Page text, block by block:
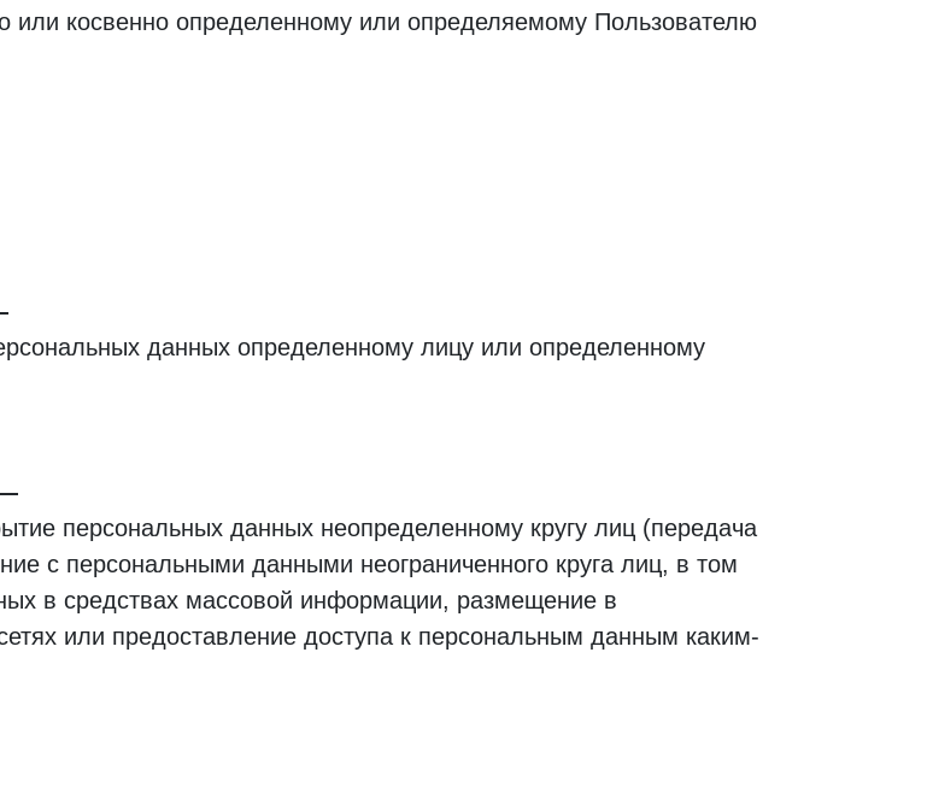
косвенно определенному или определяемому Пользователю
данных определенному лицу или определенному
персональных данных неопределенному кругу лиц (передача
с персональными данными неограниченного круга лиц, в том
в средствах массовой информации, размещение в
или предоставление доступа к персональным данным каким-